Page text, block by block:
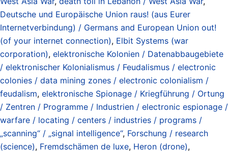
Deutsche und Europäische Union raus! (aus Eurer
Internetverbindung) / Germans and European Union out!
(of your internet connection), Elbit Systems (war
corporation), elektronische Kolonien / Datenabbaugebiete
/ elektronischer Kolonialismus / Feudalismus / electronic
colonies / data mining zones / electronic colonialism /
feudalism, elektronische Spionage / Kriegführung / Ortung
/ Zentren / Programme / Industrien / electronic espionage /
warfare / locating / centers / industries / programs /
„scanning“ / „signal intelligence“, Forschung / research
(science), Fremdschämen de luxe, Heron (drone),